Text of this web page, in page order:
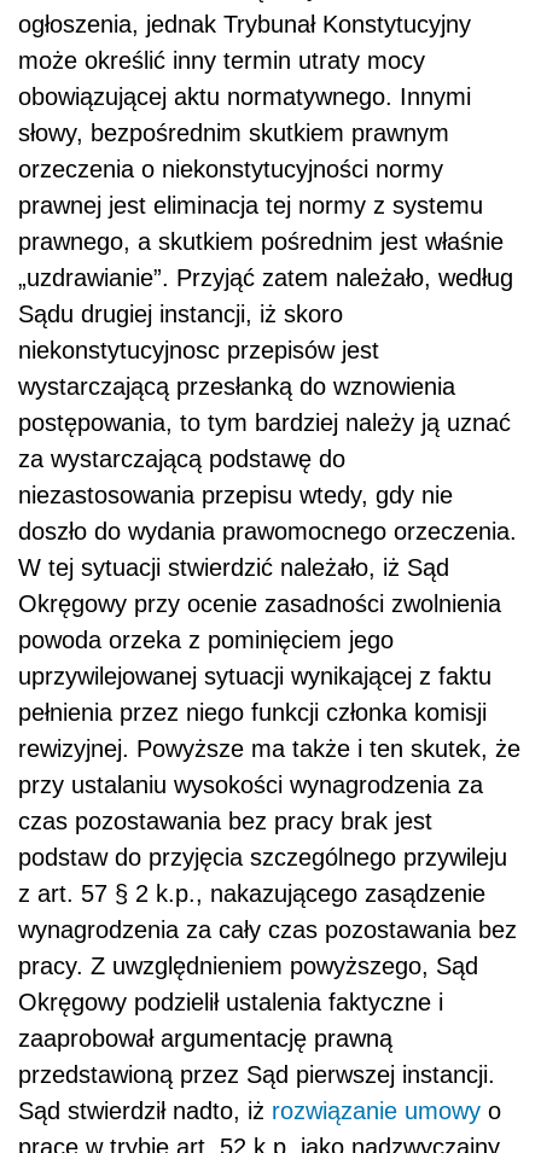
ogłoszenia, jednak Trybunał Konstytucyjny
może określić inny termin utraty mocy
obowiązującej aktu normatywnego. Innymi
słowy, bezpośrednim skutkiem prawnym
orzeczenia o niekonstytucyjności normy
prawnej jest eliminacja tej normy z systemu
prawnego, a skutkiem pośrednim jest właśnie
„uzdrawianie”. Przyjąć zatem należało, według
Sądu drugiej instancji, iż skoro
niekonstytucyjnosc przepisów jest
wystarczającą przesłanką do wznowienia
postępowania, to tym bardziej należy ją uznać
za wystarczającą podstawę do
niezastosowania przepisu wtedy, gdy nie
doszło do wydania prawomocnego orzeczenia.
W tej sytuacji stwierdzić należało, iż Sąd
Okręgowy przy ocenie zasadności zwolnienia
powoda orzeka z pominięciem jego
uprzywilejowanej sytuacji wynikającej z faktu
pełnienia przez niego funkcji członka komisji
rewizyjnej. Powyższe ma także i ten skutek, że
przy ustalaniu wysokości wynagrodzenia za
czas pozostawania bez pracy brak jest
podstaw do przyjęcia szczególnego przywileju
z art. 57 § 2 k.p., nakazującego zasądzenie
wynagrodzenia za cały czas pozostawania bez
pracy. Z uwzględnieniem powyższego, Sąd
Okręgowy podzielił ustalenia faktyczne i
zaaprobował argumentację prawną
przedstawioną przez Sąd pierwszej instancji.
Sąd stwierdził nadto, iż rozwiązanie umowy o
pracę w trybie art. 52 k.p. jako nadzwyczajny